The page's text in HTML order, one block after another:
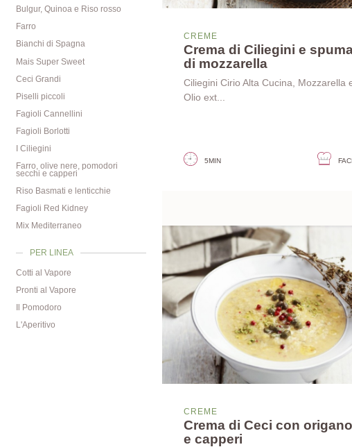
Bulgur, Quinoa e Riso rosso
Farro
Bianchi di Spagna
Mais Super Sweet
Ceci Grandi
Piselli piccoli
Fagioli Cannellini
Fagioli Borlotti
I Ciliegini
Farro, olive nere, pomodori
secchi e capperi
Riso Basmati e lenticchie
Fagioli Red Kidney
Mix Mediterraneo
PER LINEA
Cotti al Vapore
Pronti al Vapore
Il Pomodoro
L'Aperitivo
CREME
Crema di Ciliegini e
di mozzarella
Ciliegini Cirio Alta Cucina, Mozzarella
Olio ext...
5MIN
CREME
Crema di Ceci con origano
e capperi